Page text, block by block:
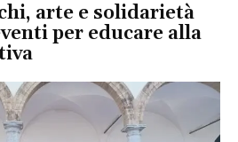
arte e solidarietà
per educare alla